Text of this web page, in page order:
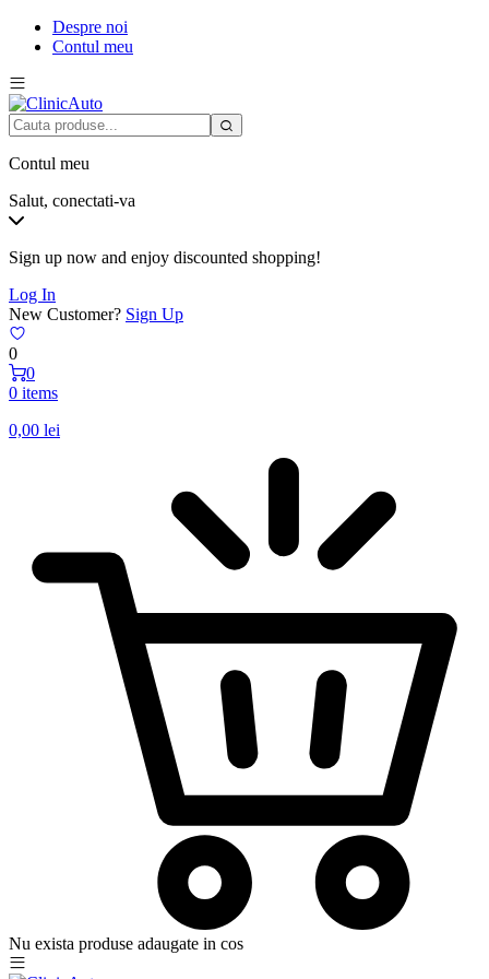
Despre noi
Contul meu
Contul meu
Salut, conectati-va
Sign up now and enjoy discounted shopping!
Log In
New Customer? Sign Up
0
0
0 items
0,00 lei
Nu exista produse adaugate in cos